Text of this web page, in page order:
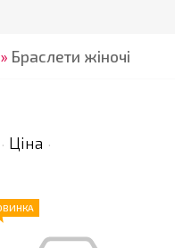
» Браслети жіночі
· Ціна ·